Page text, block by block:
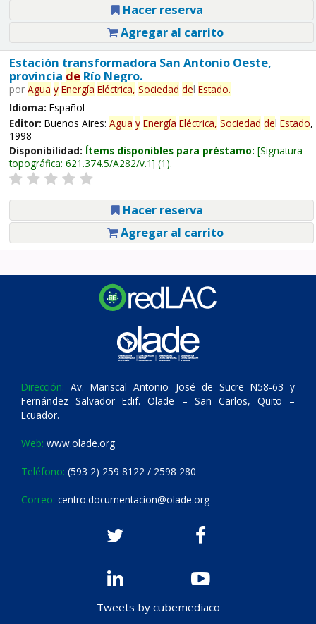
Hacer reserva
Agregar al carrito
Estación transformadora San Antonio Oeste,
provincia deRío Negro.
por Agua y Energía Eléctrica, Sociedad del Estado.
Idioma: Español
Editor: Buenos Aires: Agua y Energía Eléctrica, Sociedad del Estado,
1998
Disponibilidad: Ítems disponibles para préstamo: Signatura
topográfica: 621.374.5/A282/v.1 (1).
Hacer reserva
Agregar al carrito
Dirección: Av. Mariscal Antonio José de Sucre N58-63 y
Fernández Salvador Edif. Olade – San Carlos, Quito –
Ecuador.
Web: www.olade.org
Teléfono: (593 2) 259 8122 / 2598 280
Correo: centro.documentacion@olade.org
Tweets by cubemediaco